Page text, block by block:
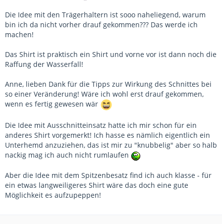
Die Idee mit den Trägerhaltern ist sooo naheliegend, warum
bin ich da nicht vorher drauf gekommen??? Das werde ich
machen!
Das Shirt ist praktisch ein Shirt und vorne vor ist dann noch die
Raffung der Wasserfall!
Anne, lieben Dank für die Tipps zur Wirkung des Schnittes bei
so einer Veränderung! Wäre ich wohl erst drauf gekommen,
wenn es fertig gewesen wär
Die Idee mit Ausschnitteinsatz hatte ich mir schon für ein
anderes Shirt vorgemerkt! Ich hasse es nämlich eigentlich ein
Unterhemd anzuziehen, das ist mir zu "knubbelig" aber so halb
nackig mag ich auch nicht rumlaufen
Aber die Idee mit dem Spitzenbesatz find ich auch klasse - für
ein etwas langweiligeres Shirt wäre das doch eine gute
Möglichkeit es aufzupeppen!